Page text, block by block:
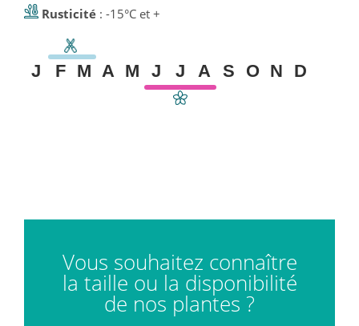
Rusticité : -15°C et +
J F M A M J J A S O N D
Vous souhaitez connaître
la taille ou la disponibilité
de nos plantes ?